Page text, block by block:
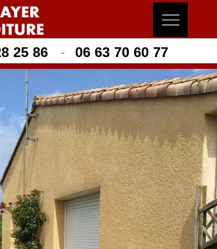
25 86 - 06 63 70 60 77